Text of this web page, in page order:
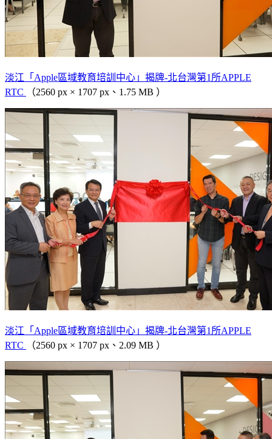
淡江「Apple區域教育培訓中心」揭牌-北台灣第1所APPLE
RTC
（2560 px × 1707 px、1.75 MB ）
淡江「Apple區域教育培訓中心」揭牌-北台灣第1所APPLE
RTC
（2560 px × 1707 px、2.09 MB ）